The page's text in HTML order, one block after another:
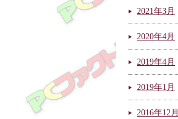
2021年3月
2020年4月
2019年4月
2019年1月
2016年12月